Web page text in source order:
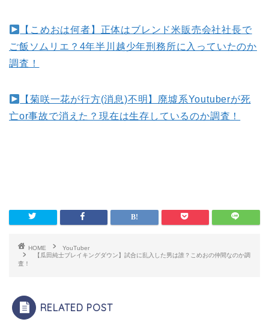
【こめおは何者】正体はブレンド米販売会社社長で
ご飯ソムリエ？4年半川越少年刑務所に入っていたのか
調査！
【菊咲一花が行方(消息)不明】廃墟系Youtuberが死
亡or事故で消えた？現在は生存しているのか調査！
HOME
YouTuber
【瓜田純士ブレイキングダウン】試合に乱入した男は誰？こめおの仲間なのか調
査！
RELATED POST